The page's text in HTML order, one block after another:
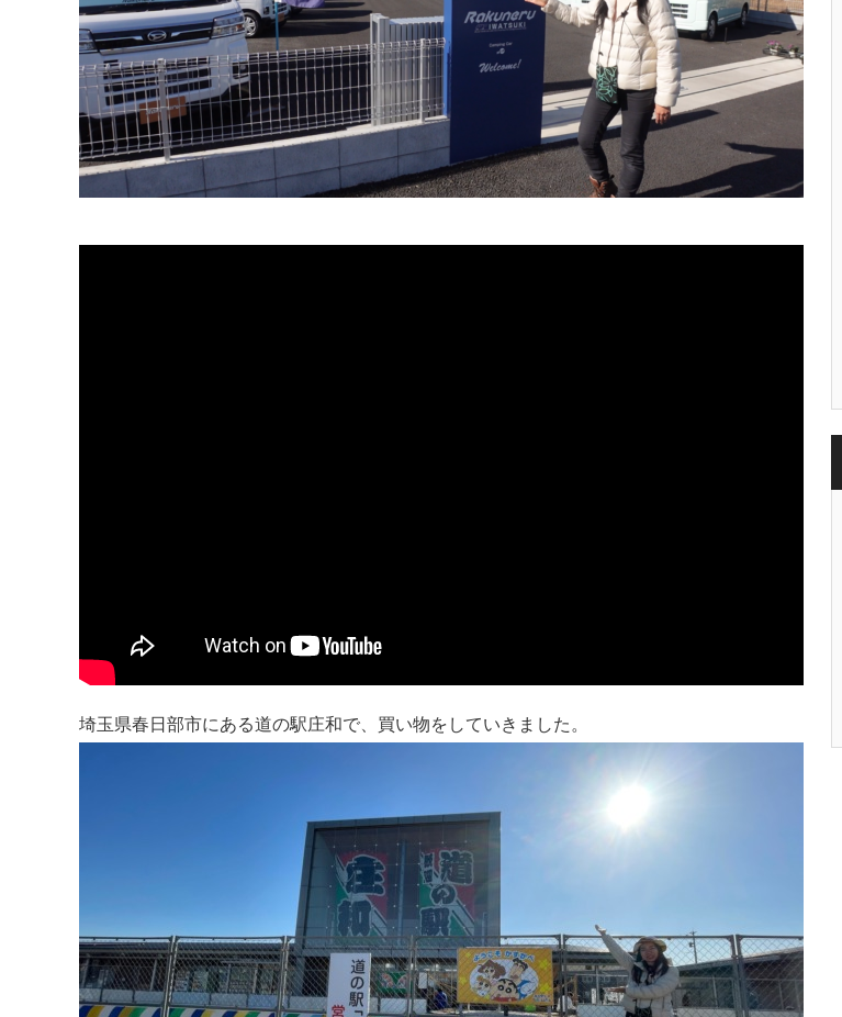
埼玉県春日部市にある道の駅庄和で、買い物をしていきました。